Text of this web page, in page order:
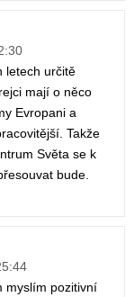
letech určitě
mají o něco
Evropani a
Takže
Světa se k
bude.
myslím pozitivní